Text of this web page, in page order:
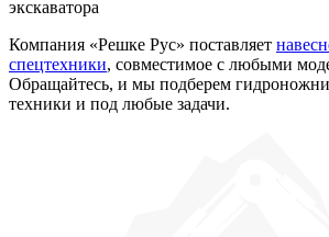
экскаватора
Компания «Решке Рус» поставляет
спецтехники, совместимое с любыми
Обращайтесь, и мы подберем
техники и под любые задачи.